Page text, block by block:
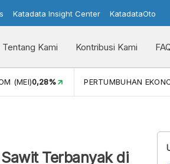
Katadata Insight Center KatadataOto
Tentang Kami Kontribusi Kami
(MEI)0,28% PERTUMBUHAN
Terbanyak di